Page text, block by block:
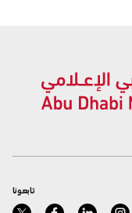
تابعونا